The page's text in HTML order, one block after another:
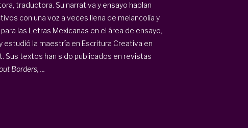
traductora. Su narrativa y ensayo hablan
con una voz a veces llena de melancolía y
las Letras Mexicanas en el área de ensayo,
estudió la maestría en Escritura Creativa en
Sus textos han sido publicados en revistas
Borders, ...